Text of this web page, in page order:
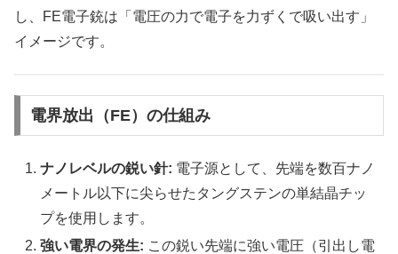
し、FE電子銃は「電圧の力で電子を力ずくで吸い出す」
イメージです。
電界放出（FE）の仕組み
ナノレベルの鋭い針: 電子源として、先端を数百ナノ
メートル以下に尖らせたタングステンの単結晶チッ
プを使用します。
強い電界の発生: この鋭い先端に強い電圧（引出し電